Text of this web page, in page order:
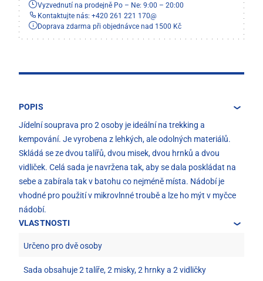
Vyzvednutí na prodejně Po – Ne: 9:00 – 20:00
Kontaktujte nás: +420 261 221 170@
Doprava zdarma při objednávce nad 1500 Kč
POPIS
Jídelní souprava pro 2 osoby je ideální na trekking a
kempování. Je vyrobena z lehkých, ale odolných materiálů.
Skládá se ze dvou talířů, dvou misek, dvou hrnků a dvou
vidliček. Celá sada je navržena tak, aby se dala poskládat na
sebe a zabírala tak v batohu co nejméně místa. Nádobí je
vhodné pro použití v mikrovlnné troubě a lze ho mýt v myčce
nádobí.
VLASTNOSTI
Určeno pro dvě osoby
Sada obsahuje 2 talíře, 2 misky, 2 hrnky a 2 vidličky